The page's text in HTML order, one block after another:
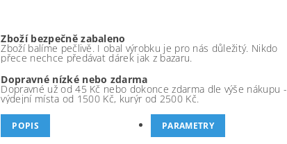
Zboží bezpečně zabaleno
Zboží balíme pečlivě. I obal výrobku je pro nás důležitý. Nikdo
přece nechce předávat dárek jak z bazaru.
Dopravné nízké nebo zdarma
Dopravné už od 45 Kč nebo dokonce zdarma dle výše nákupu -
výdejní místa od 1500 Kč, kurýr od 2500 Kč.
POPIS PARAMETRY